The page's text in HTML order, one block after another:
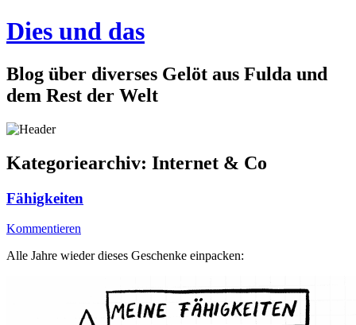
Dies und das
Blog über diverses Gelöt aus Fulda und
dem Rest der Welt
Kategoriearchiv: Internet & Co
Fähigkeiten
Kommentieren
Alle Jahre wieder dieses Geschenke einpacken: